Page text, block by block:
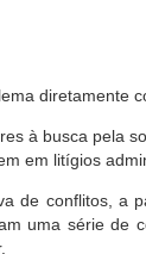
diretamente
à busca pela
em litígios
conflitos, a
uma série de